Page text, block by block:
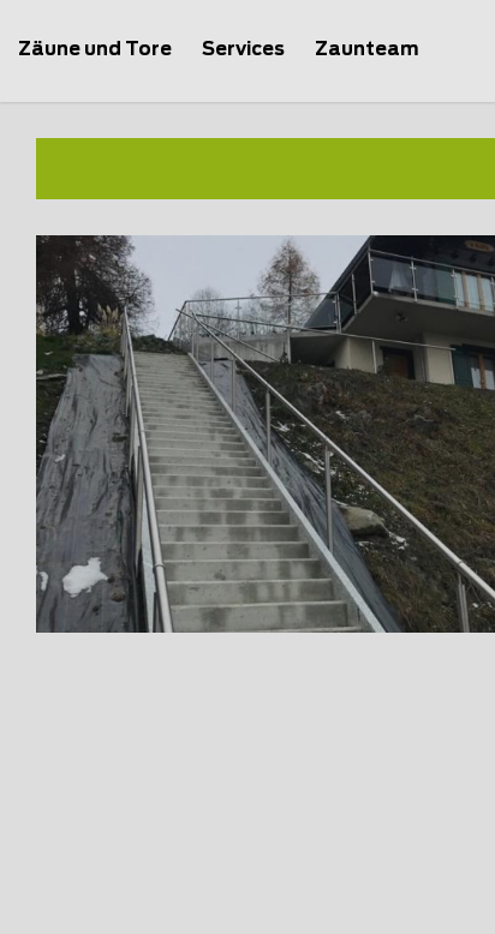
Zäune und Tore Services Zaunteam